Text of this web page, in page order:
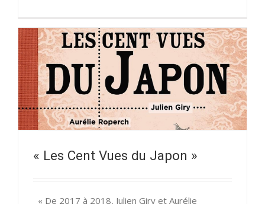
« Les Cent Vues du Japon »
« De 2017 à 2018, Julien Giry et Aurélie